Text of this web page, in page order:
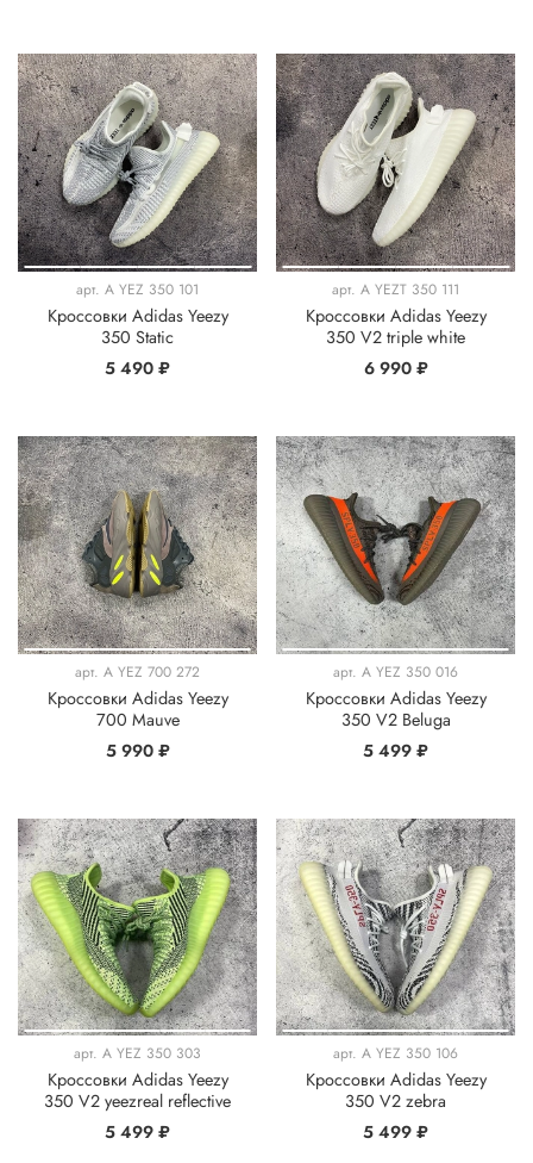
арт. A YEZ 350 101
Кроссовки Adidas Yeezy
350 Static
5 490 ₽
арт. A YEZT 350 111
Кроссовки Adidas Yeezy
350 V2 triple white
6 990 ₽
арт. A YEZ 700 272
Кроссовки Adidas Yeezy
700 Mauve
5 990 ₽
арт. A YEZ 350 016
Кроссовки Adidas Yeezy
350 V2 Beluga
5 499 ₽
арт. A YEZ 350 303
Кроссовки Adidas Yeezy
350 V2 yeezreal reflective
5 499 ₽
арт. A YEZ 350 106
Кроссовки Adidas Yeezy
350 V2 zebra
5 499 ₽